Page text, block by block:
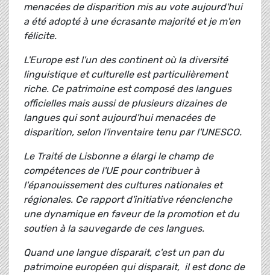
menacées de disparition mis au vote aujourd'hui
a été adopté à une écrasante majorité et je m'en
félicite.
L'Europe est l'un des continent où la diversité
linguistique et culturelle est particulièrement
riche. Ce patrimoine est composé des langues
officielles mais aussi de plusieurs dizaines de
langues qui sont aujourd'hui menacées de
disparition, selon l'inventaire tenu par l'UNESCO.
Le Traité de Lisbonne a élargi le champ de
compétences de l'UE pour contribuer à
l'épanouissement des cultures nationales et
régionales. Ce rapport d'initiative réenclenche
une dynamique en faveur de la promotion et du
soutien à la sauvegarde de ces langues.
Quand une langue disparait, c'est un pan du
patrimoine européen qui disparait, il est donc de